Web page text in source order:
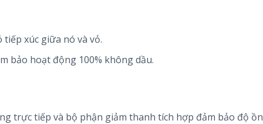
xúc giữa nó và vỏ.
bảo hoạt động 100% không dầu.
trực tiếp và bộ phận giảm thanh tích hợp đảm bảo độ ồn